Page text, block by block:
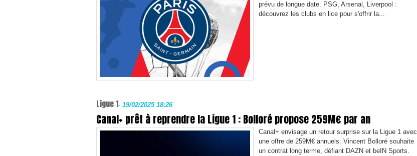
prévu de longue date. PSG, Arsenal, Liverpool :
découvrez les clubs en lice pour s'offrir la...
Ligue 1- 19/02/2025 18:26
Canal+ prêt à reprendre la Ligue 1 : Bolloré propose 259M€ par an
Canal+ envisage un retour surprise sur la Ligue 1 avec
une offre de 259M€ annuels. Vincent Bolloré souhaite
un contrat long terme, défiant DAZN et beIN Sports.